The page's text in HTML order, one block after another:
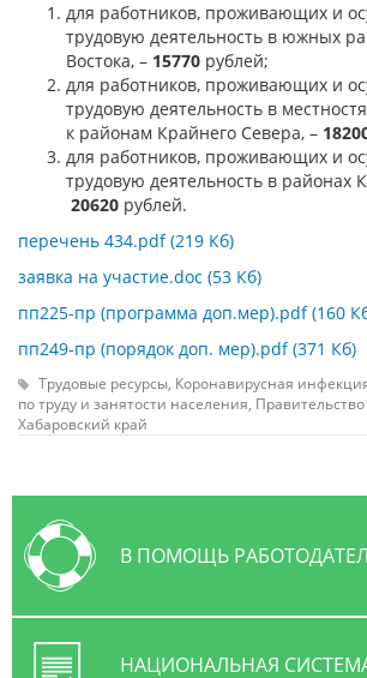
для работников, проживающих и
трудовую деятельность в южных
Востока, – 15770 рублей;
для работников, проживающих и
трудовую деятельность в
к районам Крайнего Севера, –
для работников, проживающих и
трудовую деятельность в районах
20620 рублей.
перечень 434.pdf (219 Кб)
заявка на участие.doc (53 Кб)
пп225-пр (программа доп.мер).pdf (160
пп249-пр (порядок доп. мер).pdf (371 Кб)
Трудовые ресурсы, Коронавирусная
по труду и занятости населения, Правительство
Хабаровский край
В ПОМОЩЬ
НАЦИОНАЛЬНАЯ